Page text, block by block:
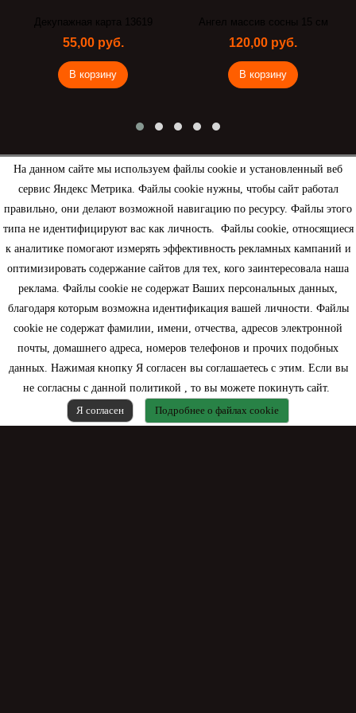
На данном сайте мы используем файлы cookie и установленный веб
сервис Яндекс Метрика. Файлы cookie нужны, чтобы сайт работал
правильно, они делают возможной навигацию по ресурсу. Файлы этого
типа не идентифицируют вас как личность. Файлы cookie, относящиеся
к аналитике помогают измерять эффективность рекламных кампаний и
оптимизировать содержание сайтов для тех, кого заинтересовала наша
реклама. Файлы cookie не содержат Ваших персональных данных,
благодаря которым возможна идентификация вашей личности. Файлы
cookie не содержат фамилии, имени, отчества, адресов электронной
почты, домашнего адреса, номеров телефонов и прочих подобных
данных. Нажимая кнопку Я согласен вы соглашаетесь с этим. Если вы
не согласны с данной политикой , то вы можете покинуть сайт.
Я согласен
Подробнее о файлах cookie
Декупажная карта 13619
55,00 руб.
В корзину
Ангел массив сосны 15 см
120,00 руб.
В корзину
Рассылка
Информация
Моя учетная запись
Контактная информация